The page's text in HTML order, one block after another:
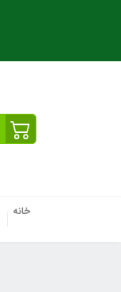
خانه